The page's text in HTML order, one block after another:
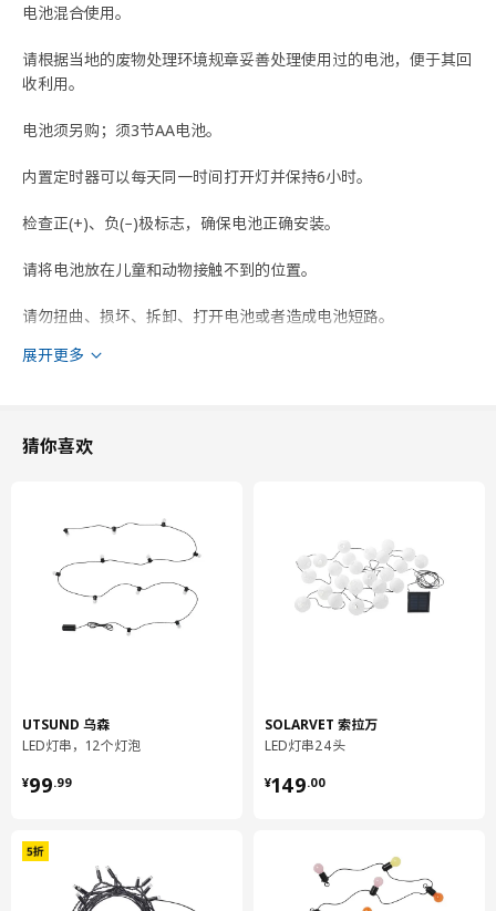
电池混合使用。
请根据当地的废物处理环境规章妥善处理使用过的电池，便于其回
收利用。
电池须另购；须3节AA电池。
内置定时器可以每天同一时间打开灯并保持6小时。
检查正(+)、负(−)极标志，确保电池正确安装。
请将电池放在儿童和动物接触不到的位置。
请勿扭曲、损坏、拆卸、打开电池或者造成电池短路。
请勿将电池暴露在高温、火源或者任何类型的液体中。
电池可能会造成重大伤亡。
Sarah Fager
商品尺寸和包装信息
至首灯泡长度
1.5 米
光通量
4 流明
灯泡间灯线长度
30 厘米
总长度
包装信息
展开更多
猜你喜欢
UTSUND 乌森
LED灯串，12个灯泡
¥99.99
¥ 99.99
SOLARVET 索拉万
LED灯串24头
¥149.00
¥ 149.00